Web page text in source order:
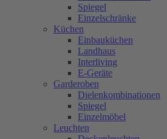
Spiegel
Einzelschränke
Küchen
Einbauküchen
Landhaus
Interliving
E-Geräte
Garderoben
Dielenkombinationen
Spiegel
Einzelmöbel
Leuchten